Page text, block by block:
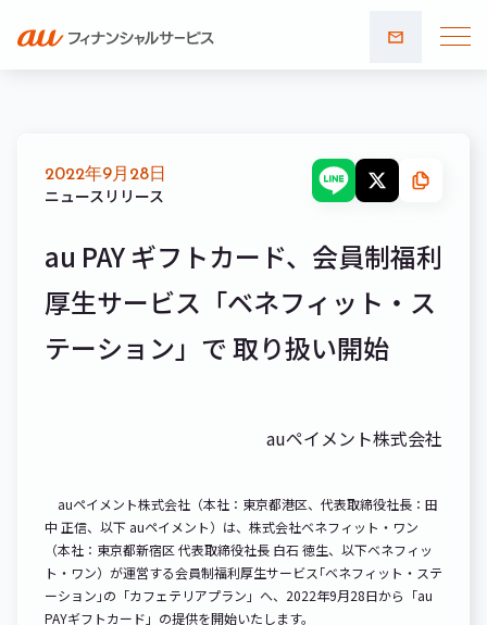
合わせ
2022年9月28日
ニュースリリース
au PAY ギフトカード、会員制福利
厚生サービス「ベネフィット・ス
テーション」で 取り扱い開始
auペイメント株式会社
auペイメント株式会社（本社：東京都港区、代表取締役社長：田
中 正信、以下 auペイメント）は、株式会社ベネフィット・ワン
（本社：東京都新宿区 代表取締役社長 白石 徳生、以下ベネフィッ
ト・ワン）が運営する会員制福利厚生サービス｢ベネフィット・ステ
ーション｣の「カフェテリアプラン」へ、2022年9月28日から「au
PAYギフトカード」の提供を開始いたします。